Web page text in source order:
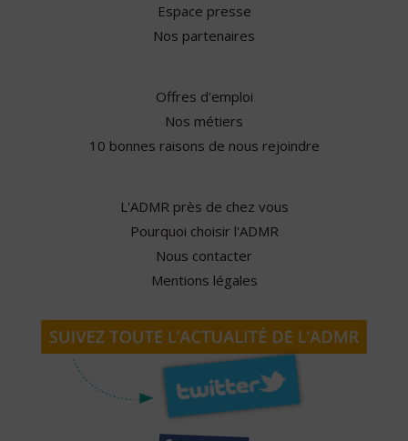
Espace presse
Nos partenaires
Offres d'emploi
Nos métiers
10 bonnes raisons de nous rejoindre
L'ADMR près de chez vous
Pourquoi choisir l'ADMR
Nous contacter
Mentions légales